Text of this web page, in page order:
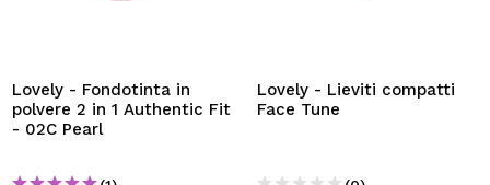
Lovely - Fondotinta in
polvere 2 in 1 Authentic Fit
- 02C Pearl
Lovely - Lieviti compatti
Face Tune